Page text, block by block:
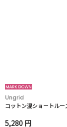
Ungrid
コットン混ショートルー
5,280 円